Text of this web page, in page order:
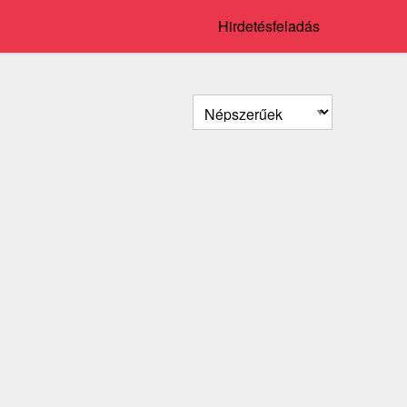
Hirdetésfeladás